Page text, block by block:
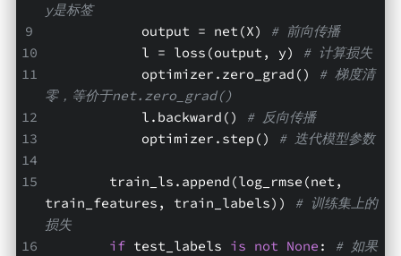
y是标签
            output = net(X)
# 前向传播
            l = loss(output, y)
# 计算损失
            optimizer.zero_grad()
# 梯度清
零，等价于net.zero_grad()
            l.backward()
# 反向传播
            optimizer.step()
# 迭代模型参数
train_features, train_labels))
# 训练集上的
损失
if test_labels is not None :
# 如果